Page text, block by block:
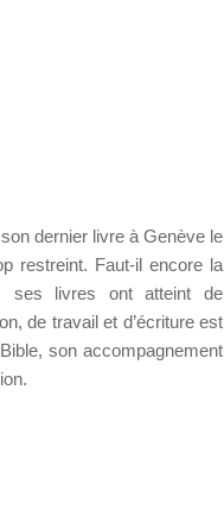
dernier livre à Genève le
restreint. Faut-il encore la
ses livres ont atteint de
de travail et d’écriture est
son accompagnement